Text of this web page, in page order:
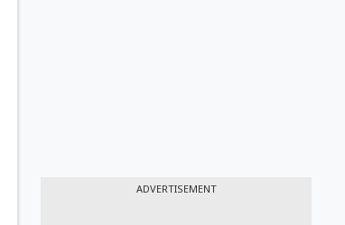
ADVERTISEMENT